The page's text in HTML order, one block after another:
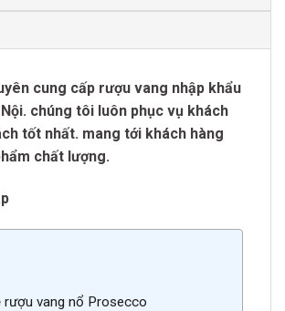
cung cấp rượu vang nhập khẩu
chúng tôi luôn phục vụ khách
tốt nhất. mang tới khách hàng
chất lượng.
rượu vang nổ Prosecco